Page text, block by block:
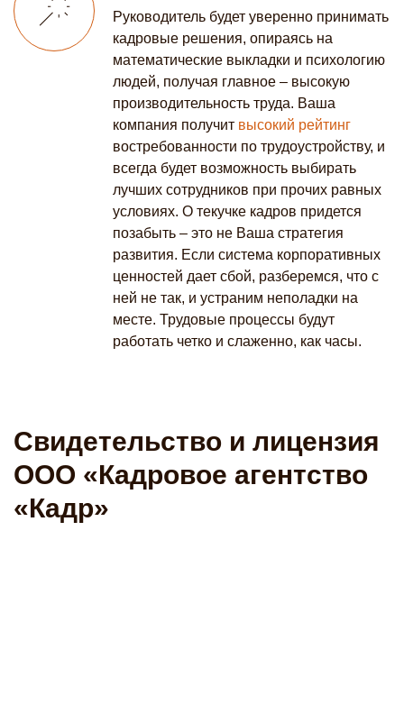
Руководитель будет уверенно принимать
кадровые решения, опираясь на
математические выкладки и психологию
людей, получая главное – высокую
производительность труда. Ваша
компания получит высокий рейтинг
востребованности по трудоустройству, и
всегда будет возможность выбирать
лучших сотрудников при прочих равных
условиях. О текучке кадров придется
позабыть – это не Ваша стратегия
развития. Если система корпоративных
ценностей дает сбой, разберемся, что с
ней не так, и устраним неполадки на
месте. Трудовые процессы будут
работать четко и слаженно, как часы.
Свидетельство и лицензия
ООО «Кадровое агентство
«Кадр»